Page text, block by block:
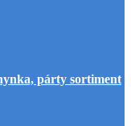
párty sortiment